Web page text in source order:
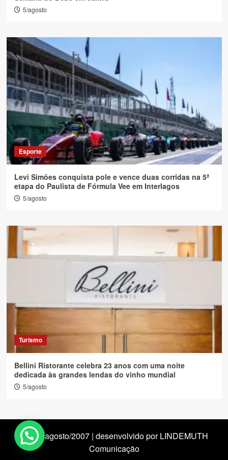
5/agosto
Esporte
Levi Simões conquista pole e vence duas corridas na 5ª
etapa do Paulista de Fórmula Vee em Interlagos
5/agosto
Turismo
Bellini Ristorante celebra 23 anos com uma noite
dedicada às grandes lendas do vinho mundial
5/agosto
desde agosto/2007 | desenvolvido por LINDEMUTH
Comunicação